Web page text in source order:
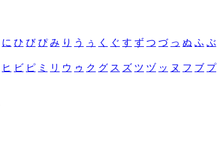
に ひ び ぴ み り う ぅ く ぐ す ず つ づ っ ぬ ふ ぶ
ヒ ビ ピ ミ リ ウ ゥ ク グ ス ズ ツ ヅ ッ ヌ フ ブ プ